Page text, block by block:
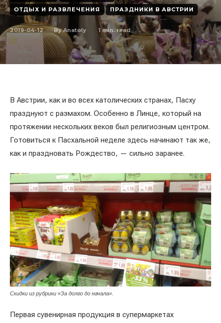
ОТДЫХ И РАЗВЛЕЧЕНИЯ
ПРАЗДНИКИ В АВСТРИИ
2019-04-12 By Anatoly 1 min. read
В Австрии, как и во всех католических странах, Пасху
празднуют с размахом. Особенно в Линце, который на
протяжении нескольких веков был религиозным центром.
Готовиться к Пасхальной неделе здесь начинают так же,
как и праздновать Рождество, — сильно заранее.
Скидки из рубрики «За долго до начала».
Первая сувенирная продукция в супермаркетах